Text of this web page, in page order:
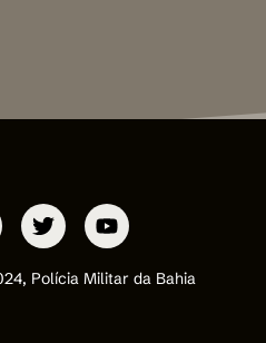
Polícia Militar da Bahia